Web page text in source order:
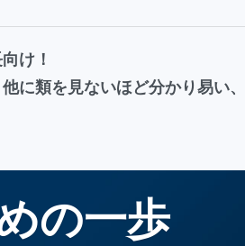
け！
に類を見ないほど分かり易い
の一歩